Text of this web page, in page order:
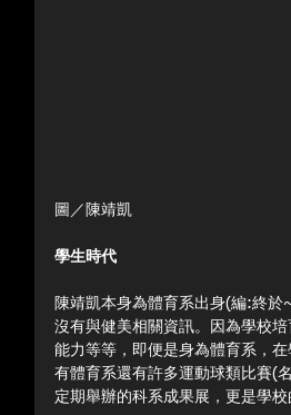
圖／陳靖凱
學生時代
陳靖凱本身為體育系出身(編:終
沒有與健美相關資訊。因為學校
能力等等，即便是身為體育系，
有體育系還有許多運動球類比賽(
定期舉辦的科系成果展，更是學